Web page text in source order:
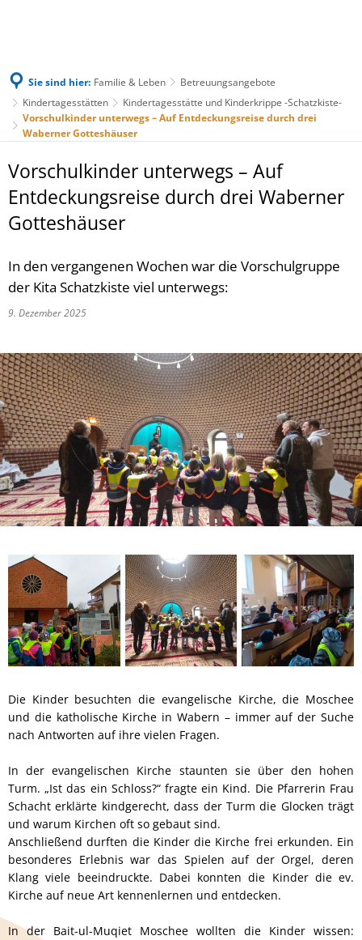
Sie sind hier: Familie & Leben
Betreuungsangebote
Kindertagesstätten
Kindertagesstätte und Kinderkrippe -Schatzkiste-
Vorschulkinder unterwegs – Auf Entdeckungsreise durch drei
Waberner Gotteshäuser
Vorschulkinder unterwegs – Auf
Entdeckungsreise durch drei Waberner
Gotteshäuser
In den vergangenen Wochen war die Vorschulgruppe
der Kita Schatzkiste viel unterwegs:
9. Dezember 2025
Die Kinder besuchten die evangelische Kirche, die Moschee
und die katholische Kirche in Wabern – immer auf der Suche
nach Antworten auf ihre vielen Fragen.
In der evangelischen Kirche staunten sie über den hohen
Turm. „Ist das ein Schloss?“ fragte ein Kind. Die Pfarrerin Frau
Schacht erklärte kindgerecht, dass der Turm die Glocken trägt
und warum Kirchen oft so gebaut sind.
Anschließend durften die Kinder die Kirche frei erkunden. Ein
besonderes Erlebnis war das Spielen auf der Orgel, deren
Klang viele beeindruckte. Dabei konnten die Kinder die ev.
Kirche auf neue Art kennenlernen und entdecken.
In der Bait-ul-Muqiet Moschee wollten die Kinder wissen: